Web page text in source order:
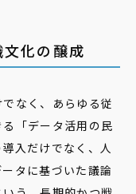
化の醸成
なく、あらゆる従
「データ活用の民
入だけでなく、人
タに基づいた議論